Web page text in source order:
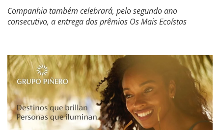
Companhia também celebrará, pelo segundo ano
consecutivo, a entrega dos prêmios Os Mais Ecoístas